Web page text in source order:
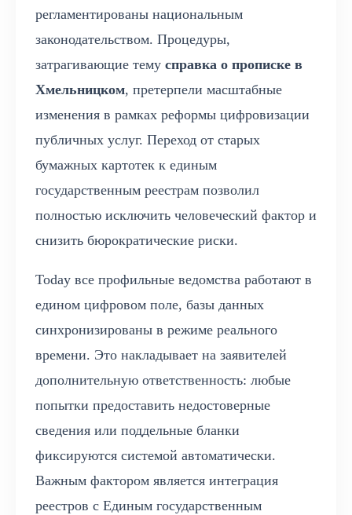
регламентированы национальным
законодательством. Процедуры,
затрагивающие тему справка о прописке в
Хмельницком, претерпели масштабные
изменения в рамках реформы цифровизации
публичных услуг. Переход от старых
бумажных картотек к единым
государственным реестрам позволил
полностью исключить человеческий фактор и
снизить бюрократические риски.
Today все профильные ведомства работают в
едином цифровом поле, базы данных
синхронизированы в режиме реального
времени. Это накладывает на заявителей
дополнительную ответственность: любые
попытки предоставить недостоверные
сведения или поддельные бланки
фиксируются системой автоматически.
Важным фактором является интеграция
реестров с Единым государственным